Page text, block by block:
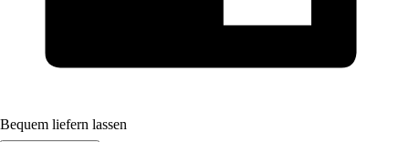
Bequem liefern lassen